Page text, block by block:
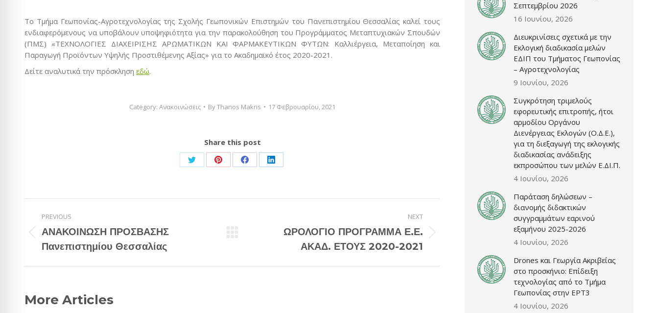
Το Τμήμα Γεωπονίας-Αγροτεχνολογίας της Σχολής Γεωπονικών Επιστημών του Πανεπιστημίου Θεσσαλίας καλεί τους
ενδιαφερόμενους να υποβάλουν υποψηφιότητα για την παρακολούθηση του Προγράμματος Μεταπτυχιακών Σπουδών
(ΠΜΣ) «ΤΕΧΝΟΛΟΓΙΕΣ ΔΙΑΧΕΙΡΙΣΗΣ ΑΡΩΜΑΤΙΚΩΝ ΚΑΙ ΦΑΡΜΑΚΕΥΤΙΚΩΝ ΦΥΤΩΝ: Καλλιέργεια, Μεταποίηση και
Παραγωγή Προϊόντων Υψηλής Προστιθέμενης Αξίας» για το Ακαδημαϊκό έτος 2020-2021.
Δείτε αναλυτικά την πρόσκληση εδώ.
Category: Ανακοινώσεις ByThanos Makris 17 Φεβρουαρίου, 2021
Share this post
Share
Twitter
Share
Pinterest
Share
Facebook
Share
LinkedIn
navigation
PREVIOUS
Previous
post:
ΑΝΑΚΟΙΝΩΣΗ ΠΡΟΣΒΑΣΗΣ
Πανεπιστημίου Θεσσαλίας
NEXT
ΩΡΟΛΟΓΙΟ ΠΡΟΓΡΑΜΜΑ Ε.Ε.
ΑΚΑΔ. ΕΤΟΥΣ 2020-2021
More Articles
Σεπτεμβρίου 2026
16 Ιουνίου, 2026
Διευκρινίσεις σχετικά με την
Εκλογική διαδικασία μελών
ΕΔΙΠ του Τμήματος Γεωπονίας
– Αγροτεχνολογίας
9 Ιουνίου, 2026
Συγκρότηση τριμελούς
εφορευτικής επιτροπής, ήτοι
αρμοδίου Οργάνου
Διενέργειας Εκλογών (Ο.Δ.Ε.),
για τη διεξαγωγή της εκλογικής
διαδικασίας ανάδειξης
εκπροσώπου των μελών Ε.ΔΙ.Π.
4 Ιουνίου, 2026
Παράταση δηλώσεων –
διανομής διδακτικών
συγγραμμάτων εαρινού
εξαμήνου 2025-2026
4 Ιουνίου, 2026
Drones και Γεωργία Ακριβείας
στο προσκήνιο: Επίδειξη
τεχνολογίας από το Τμήμα
Γεωπονίας στην ΕΡΤ3
4 Ιουνίου, 2026